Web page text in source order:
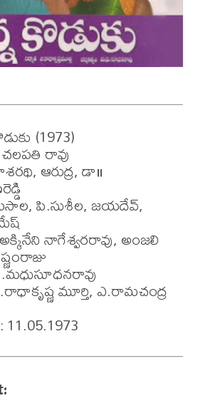
(1973)
రావు
ఆరుద్ర, డా॥
పి.సుశీల, జయదేవ్,
నాగేశ్వరరావు, అంజలి
మూర్తి, ఎ.రామచంద్ర